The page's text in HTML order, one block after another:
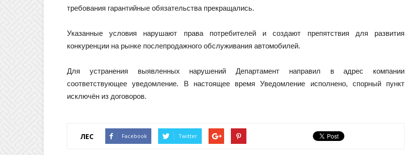
требования гарантийные обязательства прекращались.
Указанные условия нарушают права потребителей и создают препятствия для развития
конкуренции на рынке послепродажного обслуживания автомобилей.
Для устранения выявленных нарушений Департамент направил в адрес компании
соответствующее уведомление. В настоящее время Уведомление исполнено, спорный пункт
исключён из договоров.
ҮЛЕС Facebook Twitter